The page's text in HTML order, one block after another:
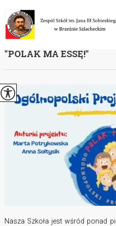
OGÓLNOPOLSKI
''POLAK MA ESSĘ!''
Nasza Szkoła jest wśród ponad